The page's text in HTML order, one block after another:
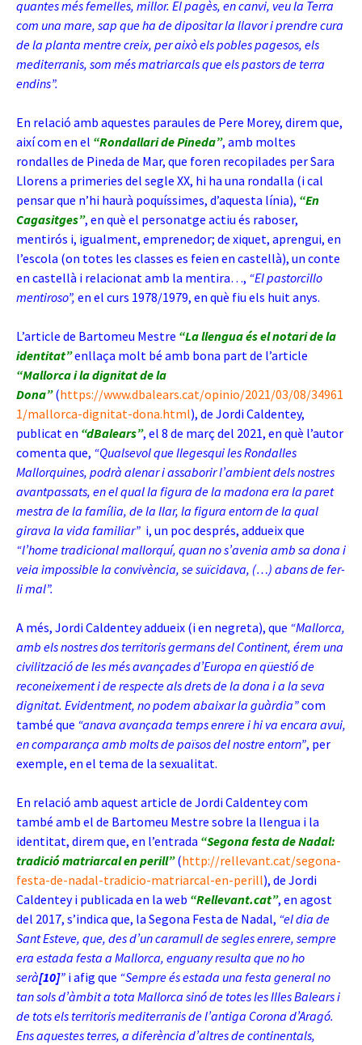
quantes més femelles, millor. El pagès, en canvi, veu la Terra
com una mare, sap que ha de dipositar la llavor i prendre cura
de la planta mentre creix, per això els pobles pagesos, els
mediterranis, som més matriarcals que els pastors de terra
endins”.
En relació amb aquestes paraules de Pere Morey, direm que,
així com en el “Rondallari de Pineda”, amb moltes
rondalles de Pineda de Mar, que foren recopilades per Sara
Llorens a primeries del segle XX, hi ha una rondalla (i cal
pensar que n’hi haurà poquíssimes, d’aquesta línia), “En
Cagasitges”, en què el personatge actiu és raboser,
mentirós i, igualment, emprenedor; de xiquet, aprengui, en
l’escola (on totes les classes es feien en castellà), un conte
en castellà i relacionat amb la mentira…, “El pastorcillo
mentiroso”, en el curs 1978/1979, en què fiu els huit anys.
L’article de Bartomeu Mestre “La llengua és el notari de la
identitat”enllaça molt bé amb bona part de l’article
“Mallorca i la dignitat de la
Dona” (https://www.dbalears.cat/opinio/2021/03/08/34961
1/mallorca-dignitat-dona.html), de Jordi Caldentey,
publicat en “dBalears”, el 8 de març del 2021, en què l’autor
comenta que, “Qualsevol que llegesqui les Rondalles
Mallorquines, podrà alenar i assaborir l’ambient dels nostres
avantpassats, en el qual la figura de la madona era la paret
mestra de la família, de la llar, la figura entorn de la qual
girava la vida familiar” i, un poc després, addueix que
“l’home tradicional mallorquí, quan no s’avenia amb sa dona i
veia impossible la convivència, se suïcidava, (…) abans de fer-
li mal”.
A més, Jordi Caldentey addueix (i en negreta), que “Mallorca,
amb els nostres dos territoris germans del Continent, érem una
civilització de les més avançades d’Europa en qüestió de
reconeixement i de respecte als drets de la dona i a la seva
dignitat. Evidentment, no podem abaixar la guàrdia”com
també que “anava avançada temps enrere i hi va encara avui,
en comparança amb molts de països del nostre entorn”, per
exemple, en el tema de la sexualitat.
En relació amb aquest article de Jordi Caldentey com
també amb el de Bartomeu Mestre sobre la llengua i la
identitat, direm que, en l’entrada “Segona festa de Nadal:
tradició matriarcal en perill”(http://rellevant.cat/segona-
festa-de-nadal-tradicio-matriarcal-en-perill), de Jordi
Caldentey i publicada en la web “Rellevant.cat”, en agost
del 2017, s’indica que, la Segona Festa de Nadal, “el dia de
Sant Esteve, que, des d’un caramull de segles enrere, sempre
era estada festa a Mallorca, enguany resulta que no ho
serà[10]” i afig que “Sempre és estada una festa general no
tan sols d’àmbit a tota Mallorca sinó de totes les Illes Balears i
de tots els territoris mediterranis de l’antiga Corona d’Aragó.
Ens aquestes terres, a diferència d’altres de continentals,